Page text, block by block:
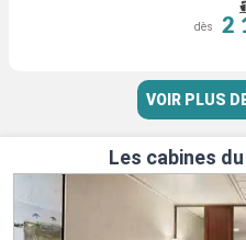
dès 2
VOIR PLUS
Les cabines